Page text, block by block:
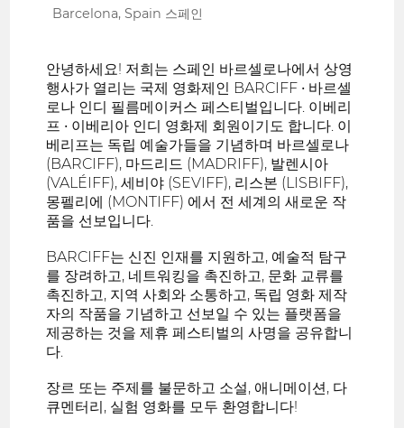
Barcelona, Spain 스페인
안녕하세요! 저희는 스페인 바르셀로나에서 상영
행사가 열리는 국제 영화제인 BARCIFF • 바르셀
로나 인디 필름메이커스 페스티벌입니다. 이베리
프 • 이베리아 인디 영화제 회원이기도 합니다. 이
베리프는 독립 예술가들을 기념하며 바르셀로나
(BARCIFF), 마드리드 (MADRIFF), 발렌시아
(VALÉIFF), 세비야 (SEVIFF), 리스본 (LISBIFF),
몽펠리에 (MONTIFF) 에서 전 세계의 새로운 작
품을 선보입니다.
BARCIFF는 신진 인재를 지원하고, 예술적 탐구
를 장려하고, 네트워킹을 촉진하고, 문화 교류를
촉진하고, 지역 사회와 소통하고, 독립 영화 제작
자의 작품을 기념하고 선보일 수 있는 플랫폼을
제공하는 것을 제휴 페스티벌의 사명을 공유합니
다.
장르 또는 주제를 불문하고 소설, 애니메이션, 다
큐멘터리, 실험 영화를 모두 환영합니다!